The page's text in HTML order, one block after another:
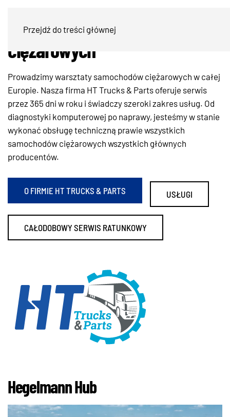
Przejdź do treści głównej
Warsztaty samochodów
ciężarowych
Prowadzimy warsztaty samochodów ciężarowych w całej
Europie. Nasza firma HT Trucks & Parts oferuje serwis
przez 365 dni w roku i świadczy szeroki zakres usług. Od
diagnostyki komputerowej po naprawy, jesteśmy w stanie
wykonać obsługę techniczną prawie wszystkich
samochodów ciężarowych wszystkich głównych
producentów.
O FIRMIE HT TRUCKS & PARTS USŁUGI
CAŁODOBOWY SERWIS RATUNKOWY
Hegelmann Hub